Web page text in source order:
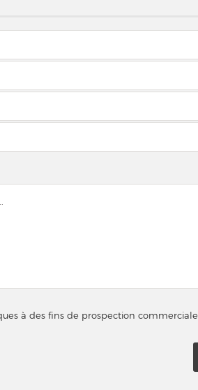
à des fins de prospection commerciale